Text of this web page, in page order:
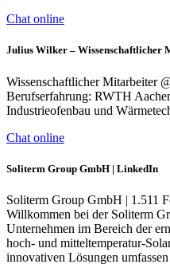
Chat online
Julius Wilker – Wissenschaftlicher
Wissenschaftlicher Mitarbeiter
Berufserfahrung: RWTH
Industrieofenbau und
Chat online
Soliterm Group GmbH | LinkedIn
Soliterm Group GmbH | 1.511
Willkommen bei der Soliterm
Unternehmen im Bereich der
hoch- und mitteltemperatur-
innovativen Lösungen